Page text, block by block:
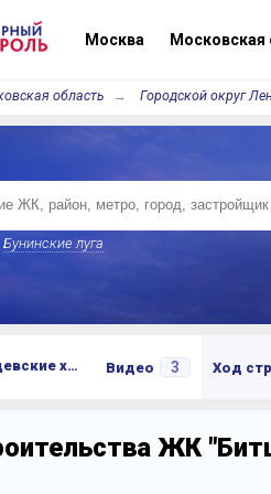
Москва Московская
область Городской округ
Бунинские луга
← ЖК "Битцевские холмы" Видео 3 Ход
ЖК